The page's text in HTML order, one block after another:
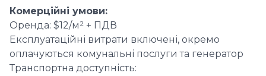
Комерційні умови:
Оренда: $12/м² + ПДВ
Експлуатаційні витрати включені, окремо
оплачуються комунальні послуги та генератор
Транспортна доступність: